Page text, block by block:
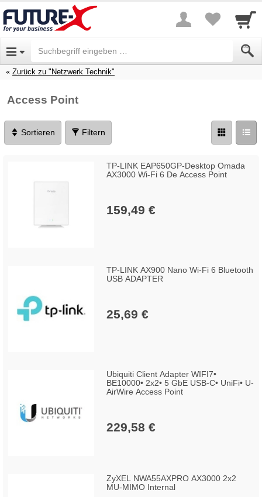
Zurück zu "Netzwerk Technik"
Access Point
Sortieren Filtern
TP-LINK EAP650GP-Desktop Omada
AX3000 Wi-Fi 6 De Access Point
159,49 €
TP-LINK AX900 Nano Wi-Fi 6 Bluetooth
USB ADAPTER
25,69 €
Ubiquiti Client Adapter WIFI7•
BE10000• 2x2• 5 GbE USB-C• UniFi• U-
AirWire Access Point
229,58 €
ZyXEL NWA55AXPRO AX3000 2x2
MU-MIMO Internal